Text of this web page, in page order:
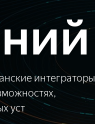
интеграторы
уст